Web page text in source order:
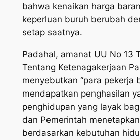
bahwa kenaikan harga
keperluan buruh berubah
setap saatnya.
Padahal, amanat UU No 13
Tentang Ketenagakerjaan
menyebutkan “para pekerja
mendapatkan penghasilan
penghidupan yang layak
dan Pemerintah
berdasarkan kebutuhan